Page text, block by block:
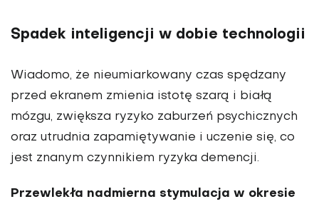
Spadek inteligencji w dobie technologii
Wiadomo, że nieumiarkowany czas spędzany
przed ekranem zmienia istotę szarą i białą
mózgu, zwiększa ryzyko zaburzeń psychicznych
oraz utrudnia zapamiętywanie i uczenie się, co
jest znanym czynnikiem ryzyka demen­cji.
Przewlekła nadmierna stymulacja w okresie